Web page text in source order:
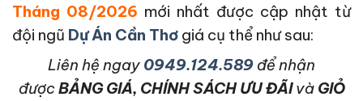
Tháng 08/2026 mới nhất được cập nhật từ
đội ngũ Dự Án Cần Thơ giá cụ thể như sau:
Liên hệ ngay 0949.124.589 để nhận
được BẢNG GIÁ, CHÍNH SÁCH ƯU ĐÃIvàGIỎ